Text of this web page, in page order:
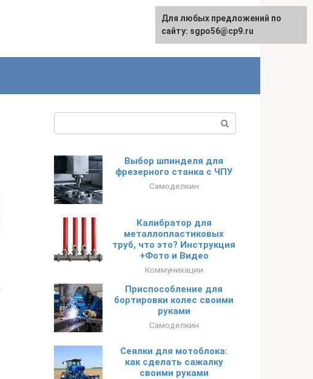
English
Выбор шпинделя для
фрезерного станка с ЧПУ
Самоделкин
Калибратор для
металлопластиковых
труб, что это? Инструкция
+Фото и Видео
Коммуникации
Приспособление для
бортировки колес своими
руками
Самоделкин
Сеялки для мотоблока:
как сделать сажалку
своими руками
Для любых предложений по
сайту: sgpo56@cp9.ru